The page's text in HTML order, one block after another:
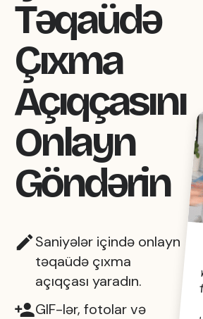
Təqaüdə
Çıxma
Açıqçasını
Onlayn
Göndərin
Saniyələr içində onlayn
təqaüdə çıxma
açıqçası yaradın.
GIF-lər, fotolar və